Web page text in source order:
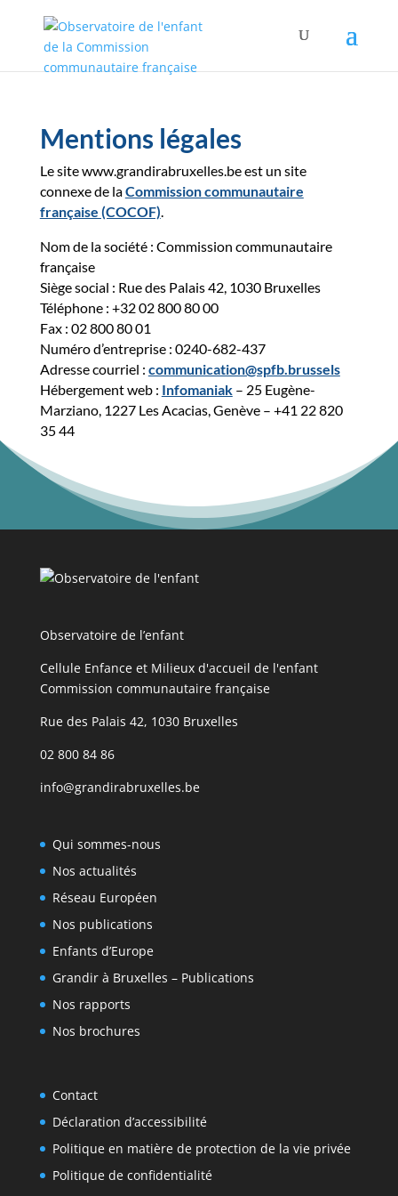
Mentions légales
Le site www.grandirabruxelles.be est un site
connexe de laCommission communautaire
française (COCOF).
Nom de la société : Commission communautaire
française
Siège social : Rue des Palais 42, 1030 Bruxelles
Téléphone : +32 02 800 80 00
Fax : 02 800 80 01
Numéro d’entreprise : 0240-682-437
Adresse courriel : communication@spfb.brussels
Hébergement web : Infomaniak– 25 Eugène-
Marziano, 1227 Les Acacias, Genève – +41 22 820
35 44
Observatoire de l’enfant
Cellule Enfance et Milieux d'accueil de l'enfant
Commission communautaire française
Rue des Palais 42, 1030 Bruxelles
02 800 84 86
info@grandirabruxelles.be
Qui sommes-nous
Nos actualités
Réseau Européen
Nos publications
Enfants d’Europe
Grandir à Bruxelles – Publications
Nos rapports
Nos brochures
Contact
Déclaration d’accessibilité
Politique en matière de protection de la vie privée
Politique de confidentialité